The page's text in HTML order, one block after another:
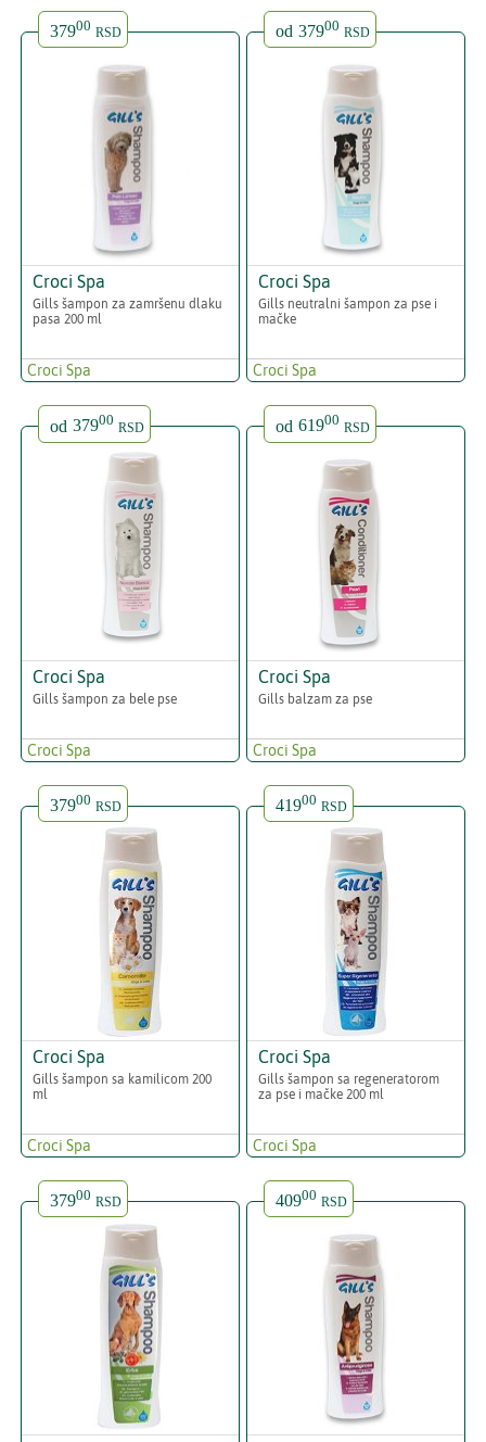
37900 RSD
Croci Spa
Gills šampon za zamršenu dlaku
pasa 200 ml
Croci Spa
od 37900 RSD
Croci Spa
Gills neutralni šampon za pse i
mačke
Croci Spa
od 37900 RSD
Croci Spa
Gills šampon za bele pse
Croci Spa
od 61900 RSD
Croci Spa
Gills balzam za pse
Croci Spa
37900 RSD
Croci Spa
Gills šampon sa kamilicom 200
ml
Croci Spa
41900 RSD
Croci Spa
Gills šampon sa regeneratorom
za pse i mačke 200 ml
Croci Spa
37900 RSD 40900 RSD